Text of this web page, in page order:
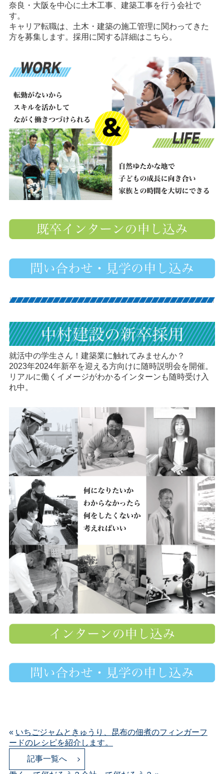
奈良・大阪を中心に土木工事、建築工事を行う会社で
す。
キャリア転職は、土木・建築の施工管理に関わってきた
方を募集します。採用に関する詳細はこちら。
就活中の学生さん！建築業に触れてみませんか？
2023年2024年新卒を迎える方向けに随時説明会を開催。
リアルに働くイメージがわかるインターンも随時受け入
れ中。
« いちごジャムときゅうり、昆布の佃煮のフィンガーフ
ードのレシピを紹介します。
記事一覧へ